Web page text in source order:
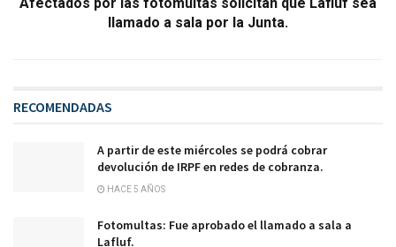
llamado a sala por la Junta.
RECOMENDADAS
A partir de este miércoles se podrá cobrar
devolución de IRPF en redes de cobranza.
HACE 5 AÑOS
Fotomultas: Fue aprobado el llamado a sala a
Lafluf.